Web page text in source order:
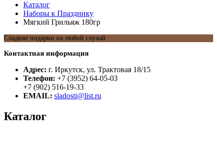
Каталог
Наборы к Празднику
Мягкий Грильяж 180гр
Сладкие подарки на любой случай
Контактная информация
Адрес: г. Иркутск, ул. Трактовая 18/15
Телефон: +7 (3952) 64-05-03
+7 (902) 516-19-33
EMAIL: sladosti@list.ru
Каталог